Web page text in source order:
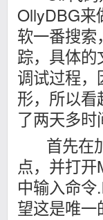
OllyDBG来
软一番搜
踪，具体
调试过程
形，所以
了两天多时
首先在加
点，并打
中输入命
望这是唯一